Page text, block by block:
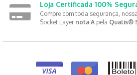
Loja Certificada 100%
Compre com toda segurança,
Socket Layer nota A pela Qualis®